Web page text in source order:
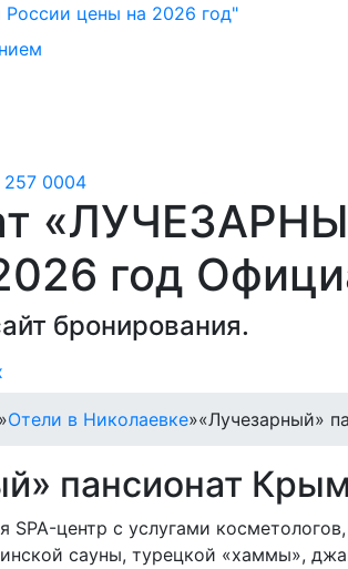
цены на 2026 год"
0004
год
бронирования.
»Отели в Николаевке»«Лучезарный»
пансионат
SPA-центр с услугами
сауны, турецкой «хаммы»,